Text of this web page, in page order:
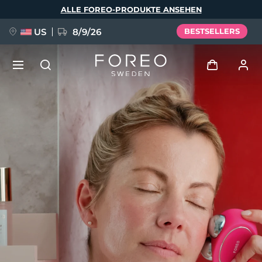
ALLE FOREO-PRODUKTE ANSEHEN
US 8/9/26 BESTSELLERS
Anmelden
Benutzerkonto
Meine Geräte
Meine Bestellungen
Meine Adressen
Meine Abonnements
FAQ™ Pure Beauty-Tech Elixir
BREAKING NEWS
issa™ Teeth Whitening Set
Deutsch
Español
Italiano
Português
Svenska
Русский
简体中文 繁體中文